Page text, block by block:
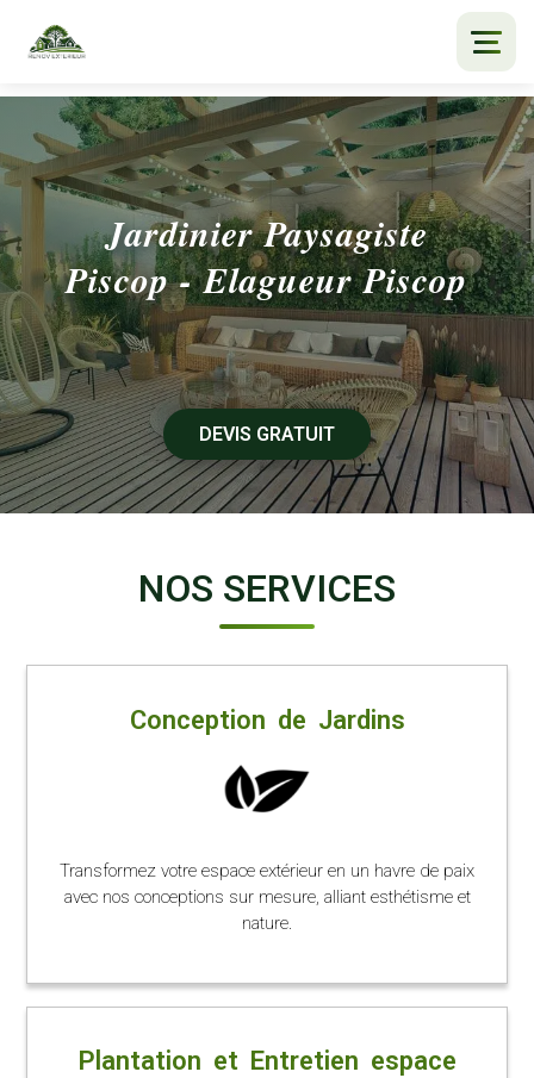
ACCUEIL
NOS SERVICES
L'ENTREPRISE
DEVIS GRATUIT
06 41 39 82 25
Jardinier Paysagiste
Piscop - Elagueur Piscop
DEVIS GRATUIT
NOS SERVICES
Conception de Jardins
Transformez votre espace extérieur en un havre de paix
avec nos conceptions sur mesure, alliant esthétisme et
nature.
Plantation et Entretien espace